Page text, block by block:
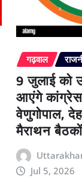
गढ़वाल
9 जुलाई को
आएंगे
वेणुगोपाल,
मैराथन
Jul 5, 2026